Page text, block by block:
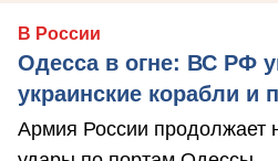
В России
Одесса в огне: ВС РФ
украинские корабли и
Армия России продолжает